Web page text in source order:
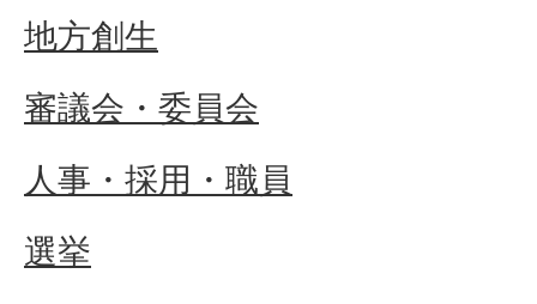
地方創生
審議会・委員会
人事・採用・職員
選挙